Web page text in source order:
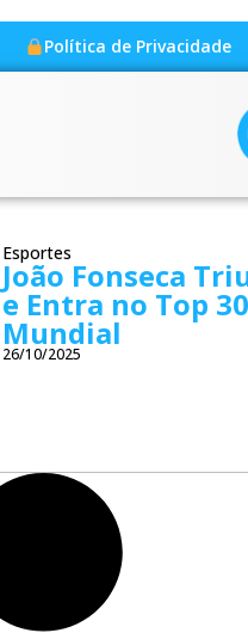
Política de Privacidade
Esportes
João Fonseca
e Entra no Top
Mundial
26/10/2025